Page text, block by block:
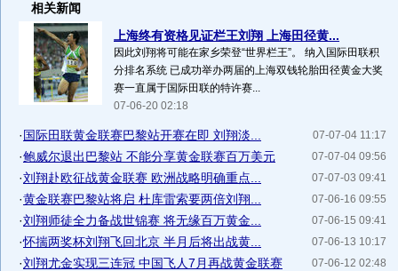
相关新闻
上海终有资格见证栏王刘翔 上海田径黄...
因此刘翔将可能在家乡荣登“世界栏王”。 纳入国际田联积
分排名系统 已成功举办两届的上海双钱轮胎田径黄金大奖
赛一直属于国际田联的特许赛...
07-06-20 02:18
07-07-04 11:17
·国际田联黄金联赛巴黎站开赛在即 刘翔淡...
07-07-04 09:56
·鲍威尔退出巴黎站 不能分享黄金联赛百万美元
07-07-03 09:41
·刘翔赴欧征战黄金联赛 欧洲战略明确重点...
07-06-16 09:55
·黄金联赛巴黎站将启 杜库雷索要两倍刘翔...
07-06-15 09:41
·刘翔师徒全力备战世锦赛 将无缘百万黄金...
07-06-13 10:17
·怀揣两奖杯刘翔飞回北京 半月后将出战黄...
07-06-12 02:48
·刘翔尤金实现三连冠 中国飞人7月再战黄金联赛